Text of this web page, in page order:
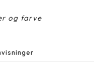
og farve